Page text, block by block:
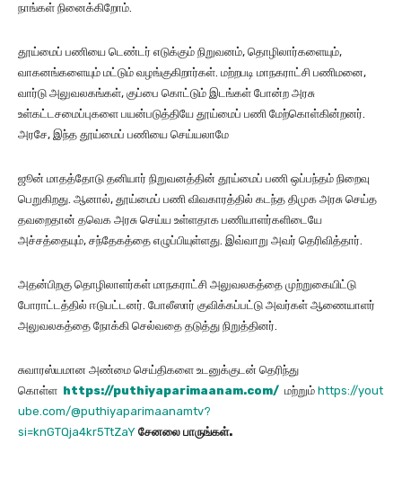
நாங்கள் நினைக்கிறோம்.
தூய்மைப் பணியை டெண்டர் எடுக்கும் நிறுவனம், தொழிலார்களையும்,
வாகனங்களையும் மட்டும் வழங்குகிறார்கள். மற்றபடி மாநகராட்சி பணிமனை,
வார்டு அலுவலகங்கள், குப்பை கொட்டும் இடங்கள் போன்ற அரசு
உள்கட்டசமைப்புகளை பயன்படுத்தியே தூய்மைப் பணி மேற்கொள்கின்றனர்.
அரசே, இந்த தூய்மைப் பணியை செய்யலாமே
ஜூன் மாதத்தோடு தனியார் நிறுவனத்தின் தூய்மைப் பணி ஒப்பந்தம் நிறைவு
பெறுகிறது. ஆனால், தூய்மைப் பணி விவகாரத்தில் கடந்த திமுக அரசு செய்த
தவறைதான் தவெக அரசு செய்ய உள்ளதாக பணியாளர்களிடையே
அச்சத்தையும், சந்தேகத்தை எழுப்பியுள்ளது. இவ்வாறு அவர் தெரிவித்தார்.
அதன்பிறகு தொழிலாளர்கள் மாநகராட்சி அலுவலகத்தை முற்றுகையிட்டு
போராட்டத்தில் ஈடுபட்டனர். போலீஸார் குவிக்கப்பட்டு அவர்கள் ஆணையாளர்
அலுவலகத்தை நோக்கி செல்வதை தடுத்து நிறுத்தினர்.
சுவாரஸ்யமான அண்மை செய்திகளை உடனுக்குடன் தெரிந்து
கொள்ள https://puthiyaparimaanam.com/ மற்றும் https://yout
ube.com/@puthiyaparimaanamtv?
si=knGTQja4kr5TtZaY சேனலை பாருங்கள்.